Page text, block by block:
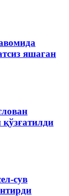
яшаган
сув